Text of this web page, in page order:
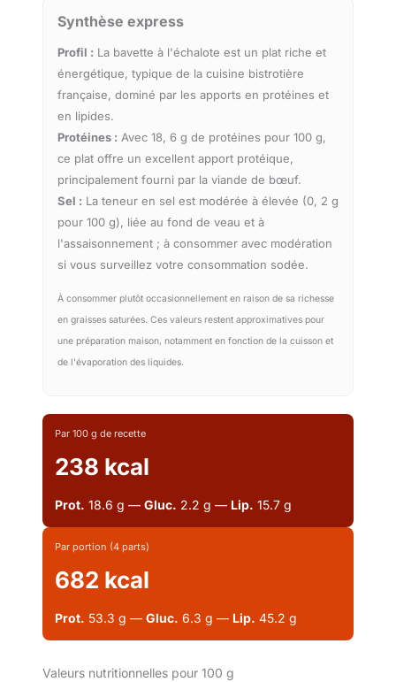
Synthèse express
Profil : La bavette à l'échalote est un plat riche et
énergétique, typique de la cuisine bistrotière
française, dominé par les apports en protéines et
en lipides.
Protéines : Avec 18, 6 g de protéines pour 100 g,
ce plat offre un excellent apport protéique,
principalement fourni par la viande de bœuf.
Sel : La teneur en sel est modérée à élevée (0, 2 g
pour 100 g), liée au fond de veau et à
l'assaisonnement ; à consommer avec modération
si vous surveillez votre consommation sodée.
À consommer plutôt occasionnellement en raison de sa richesse
en graisses saturées. Ces valeurs restent approximatives pour
une préparation maison, notamment en fonction de la cuisson et
de l'évaporation des liquides.
Par 100 g de recette
238 kcal
Prot. 18.6 g — Gluc. 2.2 g — Lip. 15.7 g
Par portion (4 parts)
682 kcal
Prot. 53.3 g — Gluc. 6.3 g — Lip. 45.2 g
Valeurs nutritionnelles pour 100 g